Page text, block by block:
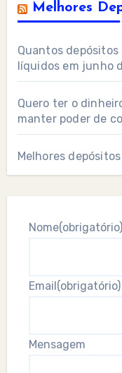
Melhores
Quantos depósitos
líquidos em junho
Quero ter o
manter poder de
Melhores
Nome(obrigatório)
Email (obrigatório)
Mensagem